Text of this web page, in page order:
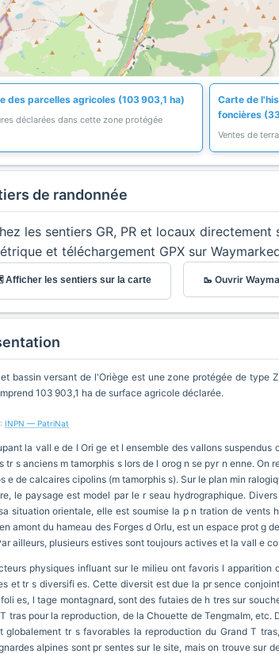
des parcelles agricoles (103 903,1 ha)
déclarées dans cette zone protégée
Carte de
foncières
Ventes de
de randonnée
les sentiers GR, PR et locaux
et téléchargement GPX sur
les sentiers sur la carte 🥾 Ouvrir
bassin versant de l'Oriège est une zone protégée de type
103 903,1 ha de surface agricole déclarée.
INPN — PatriNat
la vall e de l Ori ge et l ensemble des vallons
tr s anciens m tamorphis s lors de l orog n se pyr n enne.
e de calcaires cipolins (m tamorphis s). Sur le plan min
le paysage est model par le r seau hydrographique.
situation orientale, elle est soumise la p n tration de
amont du hameau des Forges d Orlu, est un espace prot g
ailleurs, plusieurs estives sont toujours actives et la vall e
physiques influant sur le milieu ont favoris l
et tr s diversifi es. Cette diversit est due la pr sence
es, l tage montagnard, sont des futaies de h tres sur
tras pour la reproduction, de la Chouette de Tengmalm,
globalement tr s favorables la reproduction du Grand T
alpines sont pr sentes sur le site, mais on trouve sur